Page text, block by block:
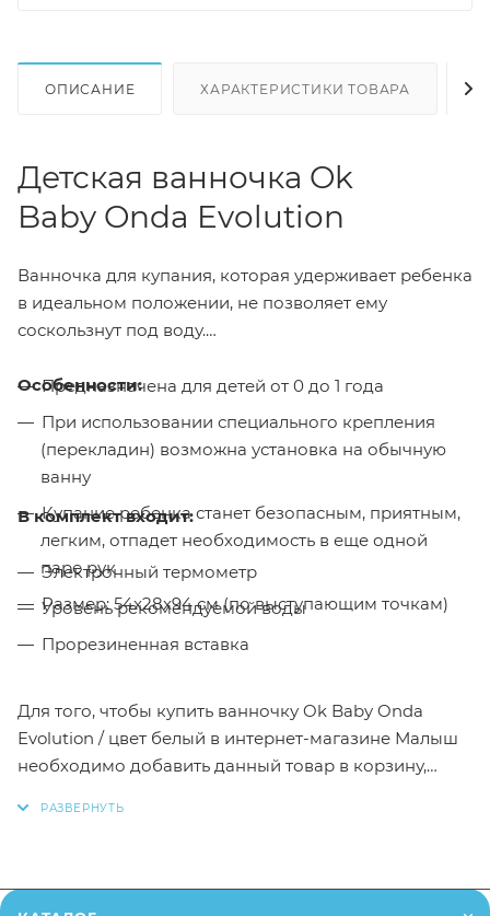
ОПИСАНИЕ ХАРАКТЕРИСТИКИ ТОВАРА
Детская ванночка Ok
Baby Onda Evolution
Ванночка для купания, которая удерживает ребенка
в идеальном положении, не позволяет ему
соскользнут под воду.
Особенности:
Предназначена для детей от 0 до 1 года
При использовании специального крепления
(перекладин) возможна установка на обычную
ванну
Купание ребенка станет безопасным, приятным,
легким, отпадет необходимость в еще одной
паре рук
Размер: 54x28x94 см (по выступающим точкам)
В комплект входит:
Электронный термометр
Уровень рекомендуемой воды
Прорезиненная вставка
Для того, чтобы купить ванночку Ok Baby Onda
Evolution / цвет белый в интернет-магазине Малыш
необходимо добавить данный товар в корзину,